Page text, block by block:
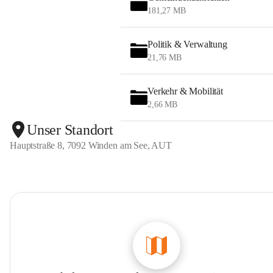
181,27 MB
Politik & Verwaltung
21,76 MB
Verkehr & Mobilität
2,66 MB
Unser Standort
Hauptstraße 8, 7092 Winden am See, AUT